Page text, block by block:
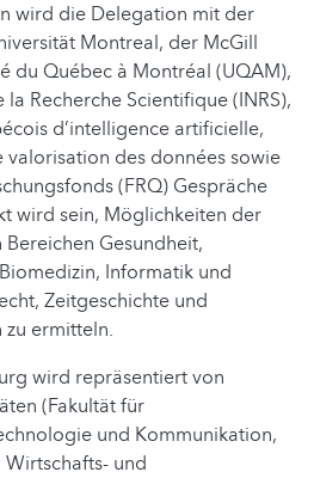
wird die Delegation mit der
Montreal, der McGill
du Québec à Montréal (UQAM),
Recherche Scientifique (INRS),
d’intelligence artificielle,
valorisation des données sowie
(FRQ) Gespräche
wird sein, Möglichkeiten der
Gesundheit,
Informatik und
Zeitgeschichte und
zu ermitteln.
wird repräsentiert von
(Fakultät für
und Kommunikation,
Wirtschafts- und